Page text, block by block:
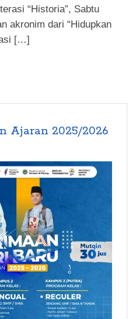
“Historia”, Sabtu
akronim dari “Hidupkan
[…]
Ajaran 2025/2026